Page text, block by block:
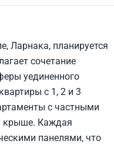
Ларнака, планируется
сочетание
уединенного
с 1, 2 и 3
с частными
крыше. Каждая
панелями, что